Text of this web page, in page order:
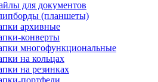
для документов
(планшеты)
архивные
конверты
многофункциональные
на кольцах
на резинках
портфели